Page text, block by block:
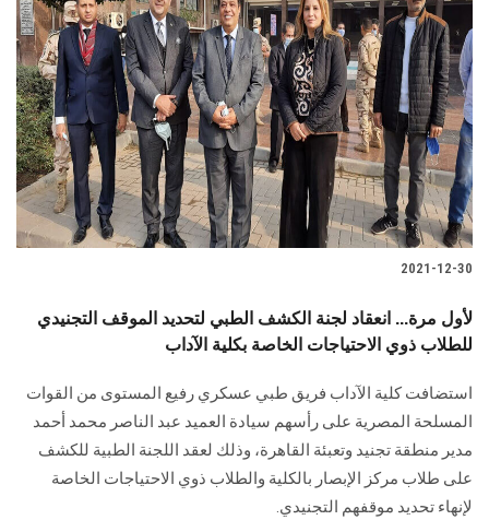
2021-12-30
لأول مرة... انعقاد لجنة الكشف الطبي لتحديد الموقف التجنيدي
للطلاب ذوي الاحتياجات الخاصة بكلية الآداب
استضافت كلية الآداب فريق طبي عسكري رفيع المستوى من القوات
المسلحة المصرية على رأسهم سيادة العميد عبد الناصر محمد أحمد
مدير منطقة تجنيد وتعبئة القاهرة، وذلك لعقد اللجنة الطبية للكشف
على طلاب مركز الإبصار بالكلية والطلاب ذوي الاحتياجات الخاصة
لإنهاء تحديد موقفهم التجنيدي.